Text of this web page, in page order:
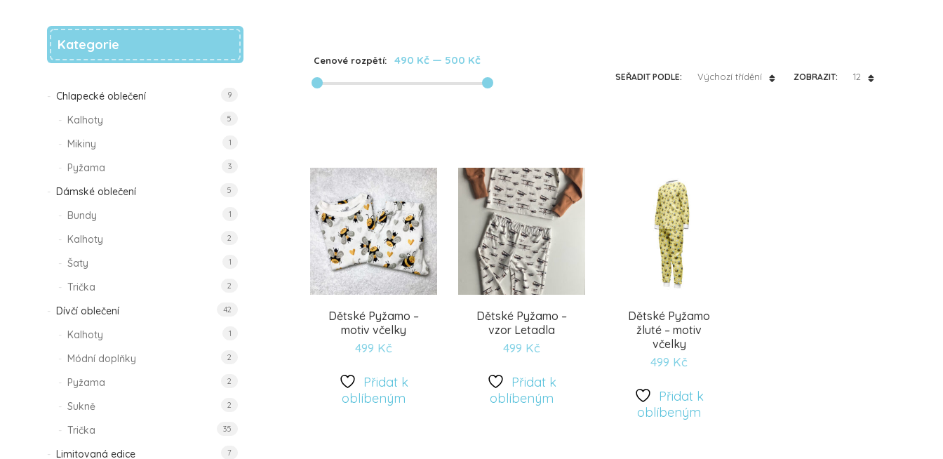
Cenové rozpětí: 490 Kč — 500 Kč
ZOBRAZIT: 12
SEŘADIT PODLE: Výchozí třídění
Dětské Pyžamo –
motiv včelky
499 Kč
Přidat
Přidat k
oblíbeným
Dětské Pyžamo –
vzor Letadla
499 Kč
Přidat
Přidat k
oblíbeným
Dětské Pyžamo
žluté – motiv
včelky
499 Kč
Přidat
k
Přidat k
oblíbeným
Kategorie
Chlapecké oblečení 9
Kalhoty 5
Mikiny 1
Pyžama 3
Dámské oblečení 5
Bundy 1
Kalhoty 2
Šaty 1
Trička 2
Dívčí oblečení 42
Kalhoty 1
Módní doplňky 2
Pyžama 2
Sukně 2
Trička 35
Limitovaná edice 7